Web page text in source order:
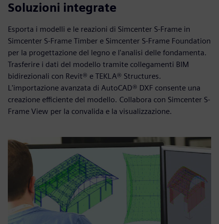
Soluzioni integrate
Esporta i modelli e le reazioni di Simcenter S-Frame in
Simcenter S-Frame Timber e Simcenter S-Frame Foundation
per la progettazione del legno e l'analisi delle fondamenta.
Trasferire i dati del modello tramite collegamenti BIM
bidirezionali con Revit® e TEKLA® Structures.
L'importazione avanzata di AutoCAD® DXF consente una
creazione efficiente del modello. Collabora con Simcenter S-
Frame View per la convalida e la visualizzazione.